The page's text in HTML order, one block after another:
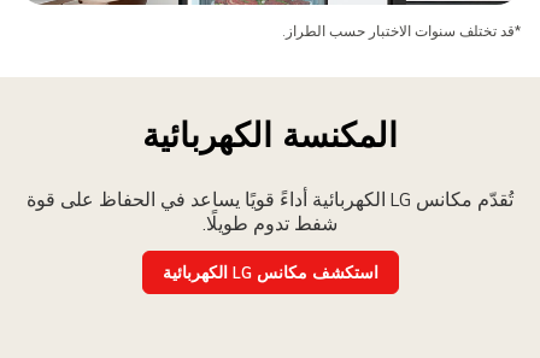
*قد تختلف سنوات الاختبار حسب الطراز.
المكنسة الكهربائية
تُقدّم مكانس LG الكهربائية أداءً قويًا يساعد في الحفاظ على قوة
شفط تدوم طويلًا.
استكشف مكانس LG الكهربائية